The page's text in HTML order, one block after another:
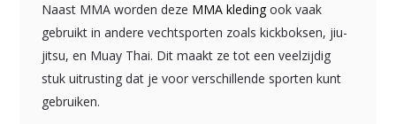
Naast MMA worden deze MMA kledingook vaak
gebruikt in andere vechtsporten zoals kickboksen, jiu-
jitsu, en Muay Thai. Dit maakt ze tot een veelzijdig
stuk uitrusting dat je voor verschillende sporten kunt
gebruiken.